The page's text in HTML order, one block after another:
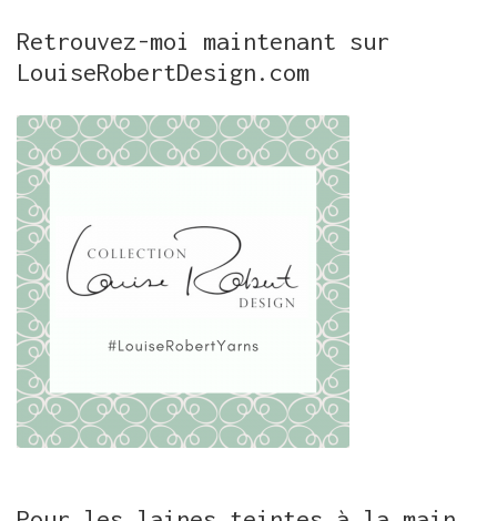
Retrouvez-moi maintenant sur
LouiseRobertDesign.com